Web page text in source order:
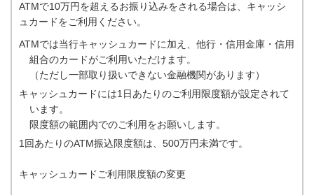
ATMで10万円を超えるお振り込みをされる場合は、キャッシ
ュカードをご利用ください。
ATMでは当行キャッシュカードに加え、他行・信用金庫・信用
組合のカードがご利用いただけます。
（ただし一部取り扱いできない金融機関があります）
キャッシュカードには1日あたりのご利用限度額が設定されて
います。
限度額の範囲内でのご利用をお願いします。
1回あたりのATM振込限度額は、500万円未満です。
キャッシュカードご利用限度額の変更